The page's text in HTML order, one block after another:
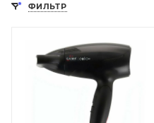
ФИЛЬТР
Отправим
11.08.2026
В наличии в пункте